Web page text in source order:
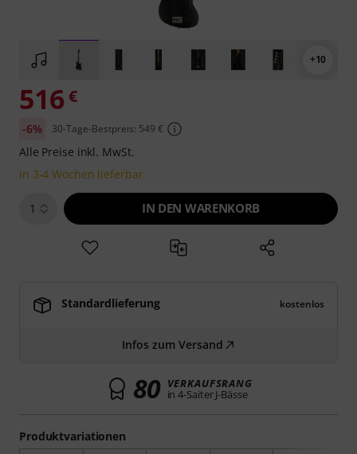
+10
Produktvariationen
516 €
-6% 30-Tage-Bestpreis: 549 €
Alle Preise inkl. MwSt.
In 3-4 Wochen lieferbar
1 IN DEN WARENKORB
Standardlieferung kostenlos
Infos zum Versand
80 VERKAUFSRANG
in 4-Saiter J-Bässe